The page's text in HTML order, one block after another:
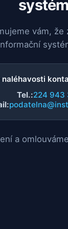
vám,
naléhavosti
Tel.:224 943
a